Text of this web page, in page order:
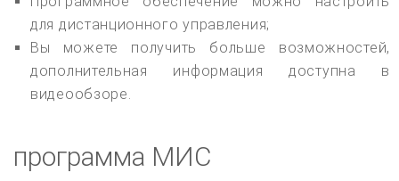
для дистанционного управления;
Вы можете получить больше возможностей,
дополнительная информация доступна в
видеообзоре.
программа МИС